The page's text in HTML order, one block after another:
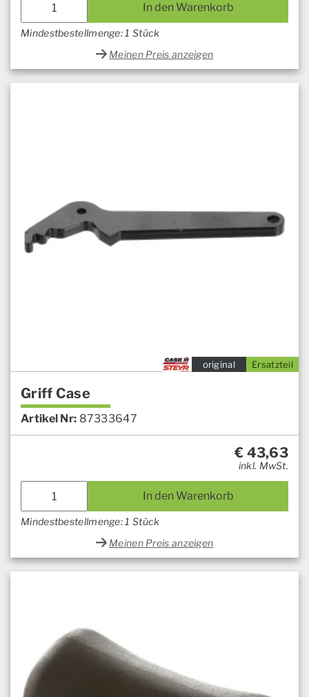
In den Warenkorb
Mindestbestellmenge: 1 Stück
Meinen Preis anzeigen
Ersatzteil
original
Griff Case
Artikel Nr: 87333647
€ 43,63
inkl. MwSt.
In den Warenkorb
Mindestbestellmenge: 1 Stück
Meinen Preis anzeigen